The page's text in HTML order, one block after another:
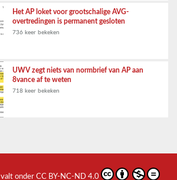
Het AP loket voor grootschalige AVG-
overtredingen is permanent gesloten
736 keer bekeken
UWV zegt niets van normbrief van AP aan
8vance af te weten
718 keer bekeken
valt onder CC BY-NC-ND 4.0